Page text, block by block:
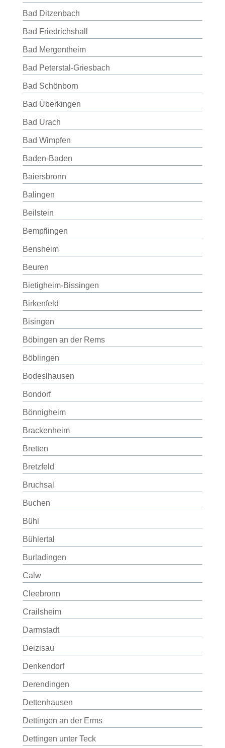
Bad Ditzenbach
Bad Friedrichshall
Bad Mergentheim
Bad Peterstal-Griesbach
Bad Schönborn
Bad Überkingen
Bad Urach
Bad Wimpfen
Baden-Baden
Baiersbronn
Balingen
Beilstein
Bempflingen
Bensheim
Beuren
Bietigheim-Bissingen
Birkenfeld
Bisingen
Böbingen an der Rems
Böblingen
Bodeslhausen
Bondorf
Bönnigheim
Brackenheim
Bretten
Bretzfeld
Bruchsal
Buchen
Bühl
Bühlertal
Burladingen
Calw
Cleebronn
Crailsheim
Darmstadt
Deizisau
Denkendorf
Derendingen
Dettenhausen
Dettingen an der Erms
Dettingen unter Teck